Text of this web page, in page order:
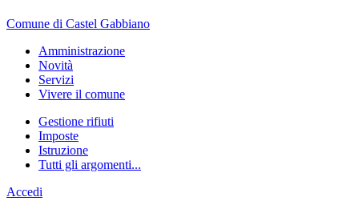
Comune di Castel Gabbiano
Amministrazione
Novità
Servizi
Vivere il comune
Gestione rifiuti
Imposte
Istruzione
Tutti gli argomenti...
Accedi